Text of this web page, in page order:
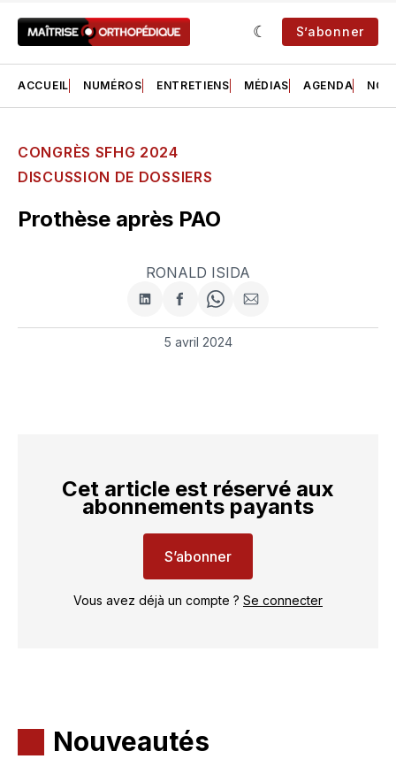
S’abonner
ACCUEIL NUMÉROS ENTRETIENS MÉDIAS AGENDA NOS
CONGRÈS SFHG 2024
DISCUSSION DE DOSSIERS
Prothèse après PAO
RONALD ISIDA
Partager
sur
LinkedIn
Partager
sur
Facebook
Share
on
WhatsApp
Partager
par
5 avril 2024
Cet article est réservé aux
abonnements payants
S’abonner
Vous avez déjà un compte ? Se connecter
Nouveautés